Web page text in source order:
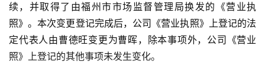
续，并取得了由福州市市场监督管理局换发的《营业执
照》。本次变更登记完成后，公司《营业执照》上登记的法
定代表人由曹德旺变更为曹晖，除本事项外，公司《营业
照》上登记的其他事项未发生变化。